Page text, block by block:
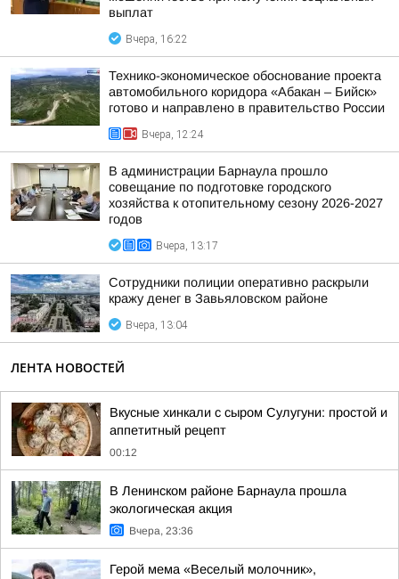
выплат
Вчера, 16:22
Технико-экономическое обоснование проекта
автомобильного коридора «Абакан – Бийск»
готово и направлено в правительство России
Вчера, 12:24
В администрации Барнаула прошло
совещание по подготовке городского
хозяйства к отопительному сезону 2026-2027
годов
Вчера, 13:17
Сотрудники полиции оперативно раскрыли
кражу денег в Завьяловском районе
Вчера, 13:04
ЛЕНТА НОВОСТЕЙ
Вкусные хинкали с сыром Сулугуни: простой и
аппетитный рецепт
00:12
В Ленинском районе Барнаула прошла
экологическая акция
Вчера, 23:36
Герой мема «Веселый молочник»,